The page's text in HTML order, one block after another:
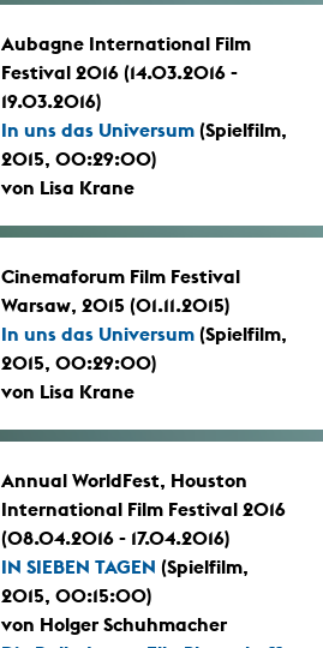
Aubagne International Film
Festival 2016 (14.03.2016 -
19.03.2016)
In uns das Universum (Spielfilm,
2015, 00:29:00)
von Lisa Krane
Cinemaforum Film Festival
Warsaw, 2015 (01.11.2015)
In uns das Universum (Spielfilm,
2015, 00:29:00)
von Lisa Krane
Annual WorldFest, Houston
International Film Festival 2016
(08.04.2016 - 17.04.2016)
IN SIEBEN TAGEN (Spielfilm,
2015, 00:15:00)
von Holger Schuhmacher